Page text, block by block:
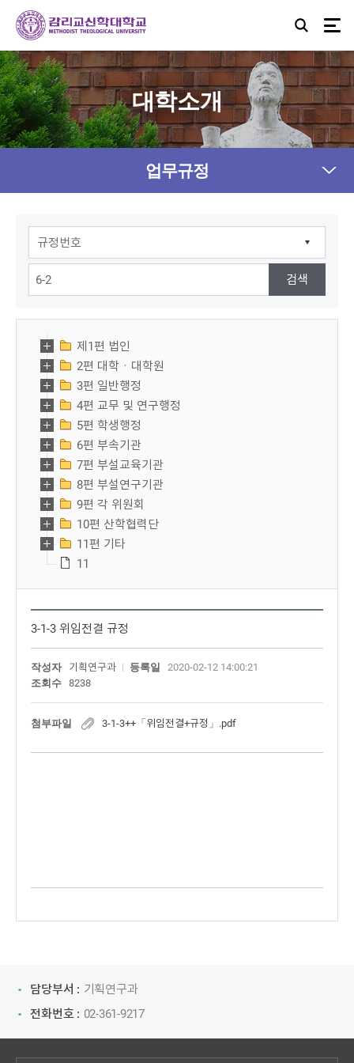
대학소개
업무규정
제1편 법인
2편 대학ㆍ대학원
3편 일반행정
4편 교무 및 연구행정
5편 학생행정
6편 부속기관
7편 부설교육기관
8편 부설연구기관
9편 각 위원회
10편 산학협력단
11편 기타
11
3-1-3 위임전결 규정
작성자 기획연구과 등록일
2020-02-12 14:00:21
조회수
8238
첨부파일 3-1-3++「위임전결+규정」.pdf
담당부서 : 기획연구과
전화번호 : 02-361-9217